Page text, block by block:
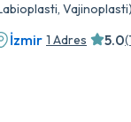
Yalçınkaya Profil
Vajinoplasti)
İzmir 1 Adres 5.0(